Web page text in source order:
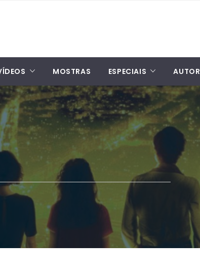
MOSTRAS ESPECIAIS AUTOR